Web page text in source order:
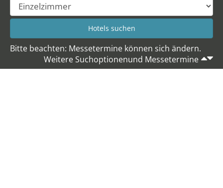
Bitte beachten: Messetermine können sich ändern.
Weitere Suchoptionenund Messetermine